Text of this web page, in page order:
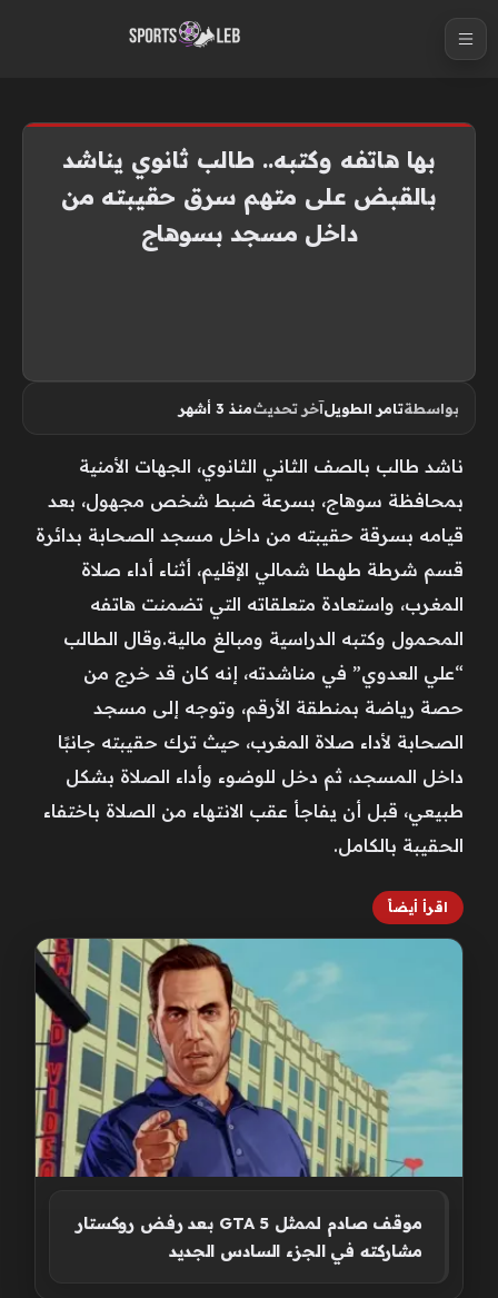
بها هاتفه وكتبه.. طالب ثانوي يناشد
بالقبض على متهم سرق حقيبته من
داخل مسجد بسوهاج
بواسطةتامر الطويلآخر تحديثمنذ 3 أشهر
ناشد طالب بالصف الثاني الثانوي، الجهات الأمنية
بمحافظة سوهاج، بسرعة ضبط شخص مجهول، بعد
قيامه بسرقة حقيبته من داخل مسجد الصحابة بدائرة
قسم شرطة طهطا شمالي الإقليم، أثناء أداء صلاة
المغرب، واستعادة متعلقاته التي تضمنت هاتفه
المحمول وكتبه الدراسية ومبالغ مالية.وقال الطالب
“علي العدوي” في مناشدته، إنه كان قد خرج من
حصة رياضة بمنطقة الأرقم، وتوجه إلى مسجد
الصحابة لأداء صلاة المغرب، حيث ترك حقيبته جانبًا
داخل المسجد، ثم دخل للوضوء وأداء الصلاة بشكل
طبيعي، قبل أن يفاجأ عقب الانتهاء من الصلاة باختفاء
الحقيبة بالكامل.
اقرأ أيضاً
موقف صادم لممثل GTA 5 بعد رفض روكستار
مشاركته في الجزء السادس الجديد